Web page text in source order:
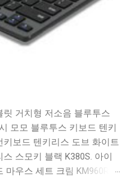
거치형 저소음 블루투스
모모 블루투스 키보드 텐키
키보드 텐키리스 도브 화이트
스모키 블랙 K380S. 아이
우스 세트 크림 KM960RB